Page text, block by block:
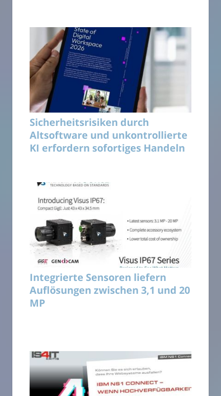
Sicherheitsrisiken durch
Altsoftware und unkontrollierte
KI erfordern sofortiges Handeln
Integrierte Sensoren liefern
Auflösungen zwischen 3,1 und 20
MP